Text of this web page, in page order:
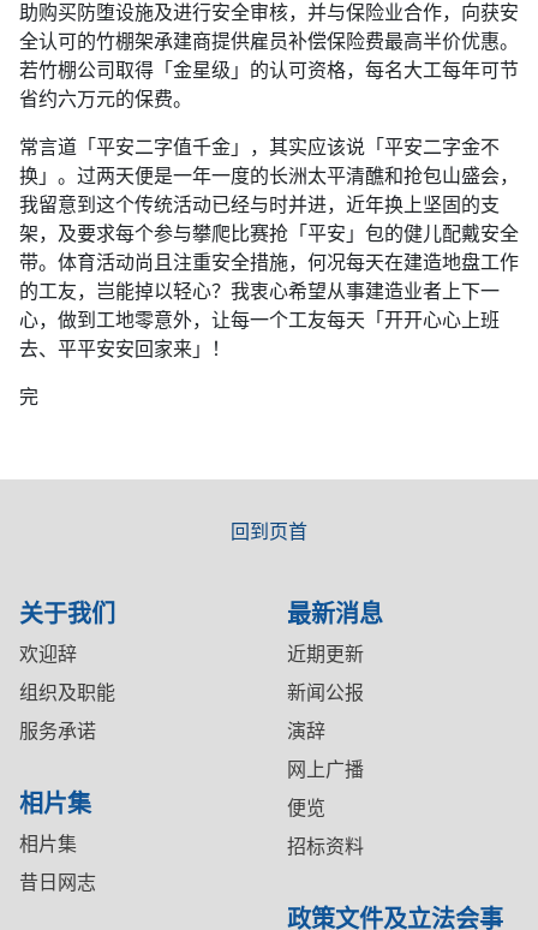
助购买防堕设施及进行安全审核，并与保险业合作，向获安
全认可的竹棚架承建商提供雇员补偿保险费最高半价优惠。
若竹棚公司取得「金星级」的认可资格，每名大工每年可节
省约六万元的保费。
常言道「平安二字值千金」，其实应该说「平安二字金不
换」。过两天便是一年一度的长洲太平清醮和抢包山盛会，
我留意到这个传统活动已经与时并进，近年换上坚固的支
架，及要求每个参与攀爬比赛抢「平安」包的健儿配戴安全
带。体育活动尚且注重安全措施，何况每天在建造地盘工作
的工友，岂能掉以轻心？我衷心希望从事建造业者上下一
心，做到工地零意外，让每一个工友每天「开开心心上班
去、平平安安回家来」！
完
回到页首
关于我们
欢迎辞
组织及职能
服务承诺
相片集
相片集
昔日网志
最新消息
近期更新
新闻公报
演辞
网上广播
便览
招标资料
政策文件及立法会事